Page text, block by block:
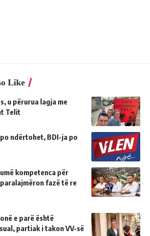
Like
u përurua lagja me
Telit
ndërtohet, BDI-ja po
kompetenca për
fazë të re
e parë është
partiak i takon VV-së